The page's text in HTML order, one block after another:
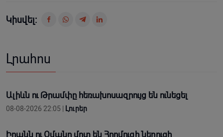
Կիսվել:
Լրահոս
Ալիևն ու Թրամփը հեռախոսազրույց են ունեցել
08-08-2026 22:05 | Լուրեր
Իրանն ու Օմանը մոտ են Հորմուզի նեղուցի